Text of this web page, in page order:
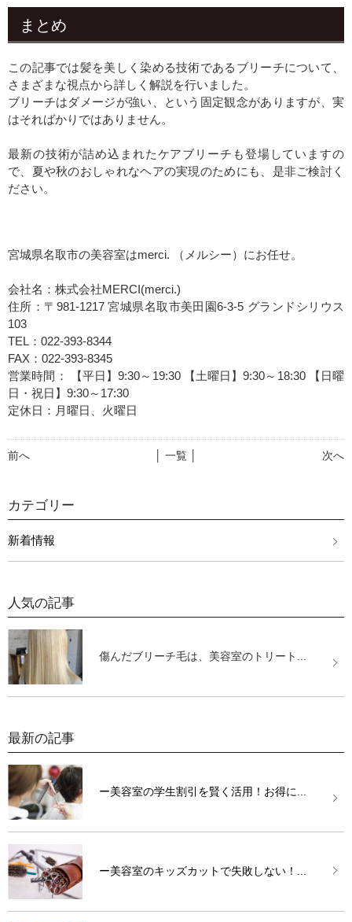
まとめ
この記事では髪を美しく染める技術であるブリーチについて、
さまざまな視点から詳しく解説を行いました。
ブリーチはダメージが強い、という固定観念がありますが、実
はそればかりではありません。
最新の技術が詰め込まれたケアブリーチも登場していますの
で、夏や秋のおしゃれなヘアの実現のためにも、是非ご検討く
ださい。
宮城県名取市の美容室はmerci. （メルシー）にお任せ。
会社名：株式会社MERCI(merci.)
住所：〒981-1217 宮城県名取市美田園6-3-5 グランドシリウス
103
TEL：022-393-8344
FAX：022-393-8345
営業時間： 【平日】9:30～19:30 【土曜日】9:30～18:30 【日曜
日・祝日】9:30～17:30
定休日：月曜日、火曜日
前へ 次へ
│ 一覧 │
カテゴリー
新着情報
人気の記事
傷んだブリーチ毛は、美容室のトリート...
最新の記事
ー美容室の学生割引を賢く活用！お得に...
ー美容室のキッズカットで失敗しない！...